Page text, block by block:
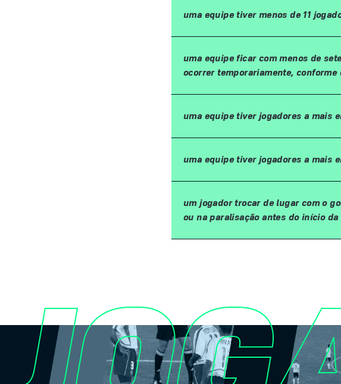
uma equipe tiver menos de 11
uma equipe ficar com menos de
ocorrer temporariamente, conforme
uma equipe tiver jogadores a mais
uma equipe tiver jogadores a mais
um jogador trocar de lugar com o
ou na paralisação antes do início